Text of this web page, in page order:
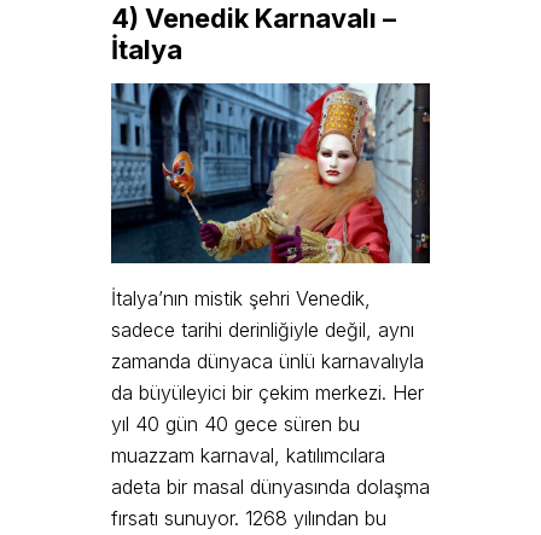
4) Venedik Karnavalı –
İtalya
İtalya’nın mistik şehri Venedik,
sadece tarihi derinliğiyle değil, aynı
zamanda dünyaca ünlü karnavalıyla
da büyüleyici bir çekim merkezi. Her
yıl 40 gün 40 gece süren bu
muazzam karnaval, katılımcılara
adeta bir masal dünyasında dolaşma
fırsatı sunuyor. 1268 yılından bu